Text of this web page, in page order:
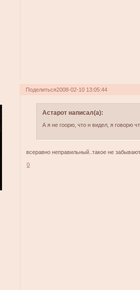
Поделиться2008-02-10 13:05:44
Астарот написал(а):
А я не гоорю, что н видел, я говорю
всеравно неправильный..такое не
0